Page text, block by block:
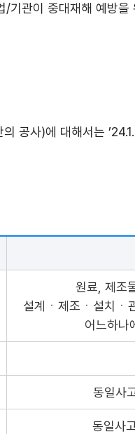
관이 중대재해 예방을
공사)에 대해서는
원료, 제조
설계ㆍ제조ㆍ설치ㆍ
어느하나
동일사
동일사